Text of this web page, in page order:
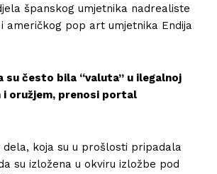
španskog umjetnika nadrealiste
američkog pop art umjetnika Endija
su često bila “valuta” u ilegalnoj
oružjem, prenosi portal
dela, koja su u prošlosti pripadala
su izložena u okviru izložbe pod